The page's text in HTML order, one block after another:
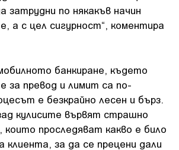
затрудни по някакъв начин
а с цел сигурност“, коментира
банкиране, където
за превод и лимит са по-
е безкрайно лесен и бърз.
кулисите вървят страшно
които проследяват какво е било
клиента, за да се прецени дали